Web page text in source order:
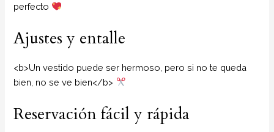
perfecto
Ajustes y entalle
<b>Un vestido puede ser hermoso, pero si no te queda
bien, no se ve bien</b>
Reservación fácil y rápida